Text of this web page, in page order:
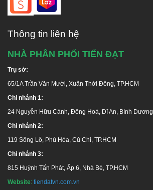
Hotline:
Thông tin liên hệ
NHÀ PHÂN PHỐI TIẾN ĐẠT
Trụ sở:
65/1A Trần Văn Mười, Xuân Thới Đông, TP.HCM
Chi nhánh 1:
24 Nguyễn Hữu Cảnh, Đông Hoà, Dĩ An, Bình Dương
Chi nhánh 2:
119 Sông Lô, Phú Hòa, Củ Chi, TP.HCM
Chi nhánh 3:
815 Huỳnh Tấn Phát, Ấp 6, Nhà Bè, TP.HCM
Website: tiendatvn.com.vn